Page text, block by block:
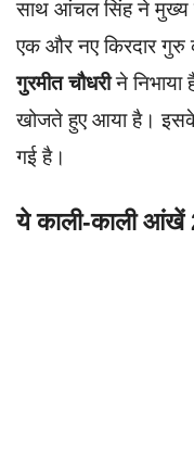
साथ आंचल सिंह ने मुख्य
एक और नए किरदार गुरु
गुरमीत चौधरीने निभाया
खोजते हुए आया है।
गई है।
ये काली-काली आंखें